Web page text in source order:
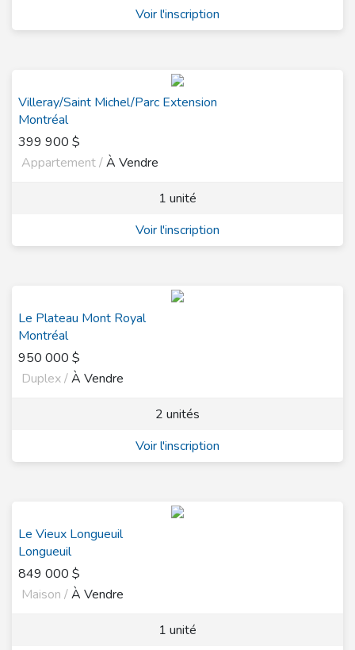
Voir l'inscription
Villeray/Saint Michel/Parc Extension
Montréal
399 900 $
Appartement /À Vendre
1 unité
Voir l'inscription
Le Plateau Mont Royal
Montréal
950 000 $
Duplex /À Vendre
2 unités
Voir l'inscription
Le Vieux Longueuil
Longueuil
849 000 $
Maison /À Vendre
1 unité